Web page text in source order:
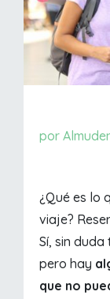
por
¿Qué es lo
viaje?
Sí, sin
pero hay
que no